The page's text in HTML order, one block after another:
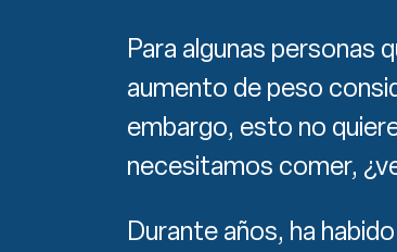
Para algunas personas
aumento de peso
embargo, esto no
necesitamos comer,
Durante años, ha